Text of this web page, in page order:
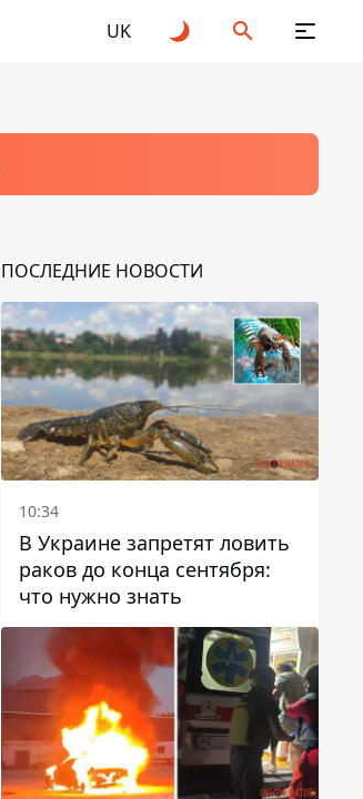
UK
ПОСЛЕДНИЕ НОВОСТИ
10:34
В Украине запретят ловить
раков до конца сентября:
что нужно знать